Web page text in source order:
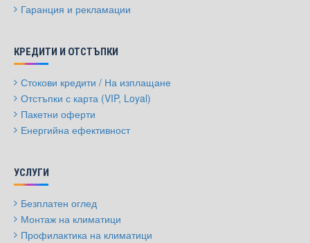
Гаранция и рекламации
КРЕДИТИ И ОТСТЪПКИ
Стокови кредити / На изплащане
Отстъпки с карта (VIP, Loyal)
Пакетни оферти
Енергийна ефективност
УСЛУГИ
Безплатен оглед
Монтаж на климатици
Профилактика на климатици